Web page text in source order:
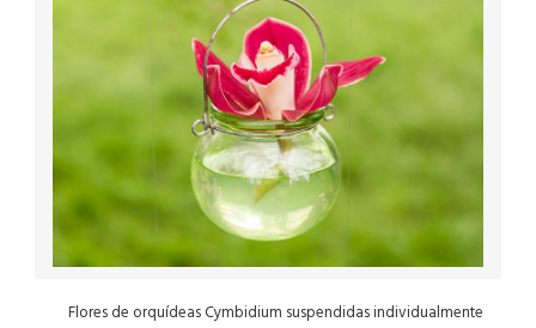
Flores de orquídeas Cymbidium suspendidas individualmente